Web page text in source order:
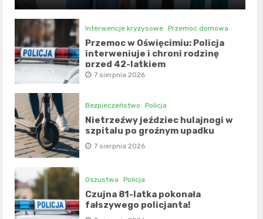
Interwencje kryzysowe Przemoc domowa
Przemoc w Oświęcimiu: Policja
interweniuje i chroni rodzinę
przed 42-latkiem
7 sierpnia 2026
Bezpieczeństwo Policja
Nietrzeźwy jeździec hulajnogi w
szpitalu po groźnym upadku
7 sierpnia 2026
Oszustwa Policja
Czujna 81-latka pokonała
fałszywego policjanta!